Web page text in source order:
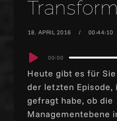
18. APRIL 2016 00:44:10
Audio00:00
Heute gibt es für
der letzten Episode,
gefragt habe, ob die
Managementebene